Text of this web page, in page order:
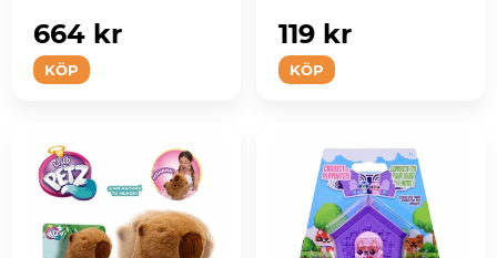
KÖP
664 kr
KÖP
119 kr